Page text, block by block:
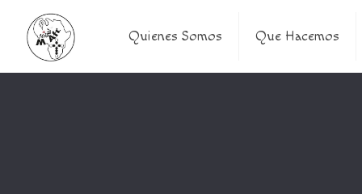
Quienes Somos Que Hacemos